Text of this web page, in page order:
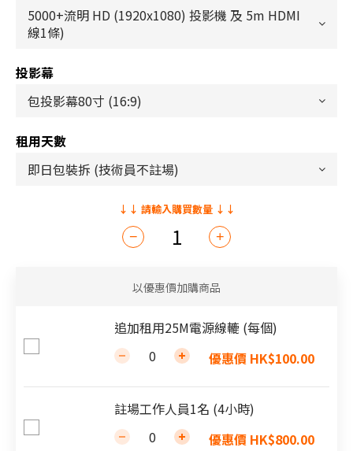
投影幕
租用天數
以優惠價加購商品
追加租用25M電源線轆 (每個)
優惠價 HK$100.00
註場工作人員1名 (4小時)
優惠價 HK$800.00